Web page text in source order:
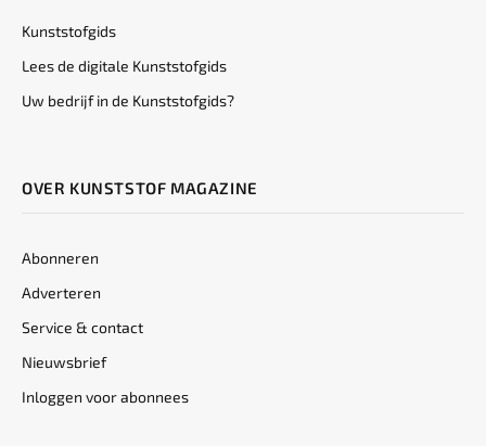
Kunststofgids
Lees de digitale Kunststofgids
Uw bedrijf in de Kunststofgids?
OVER KUNSTSTOF MAGAZINE
Abonneren
Adverteren
Service & contact
Nieuwsbrief
Inloggen voor abonnees